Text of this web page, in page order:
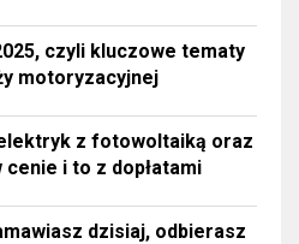
czyli kluczowe tematy
motoryzacyjnej
z fotowoltaiką oraz
i to z dopłatami
dzisiaj, odbierasz